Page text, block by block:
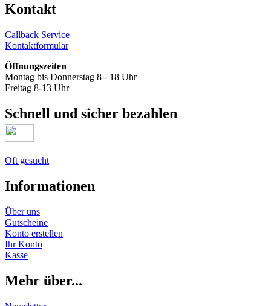
Kontakt
Callback Service
Kontaktformular
Öffnungszeiten
Montag bis Donnerstag 8 - 18 Uhr
Freitag 8-13 Uhr
Schnell und sicher bezahlen
Oft gesucht
Informationen
Über uns
Gutscheine
Konto erstellen
Ihr Konto
Kasse
Mehr über...